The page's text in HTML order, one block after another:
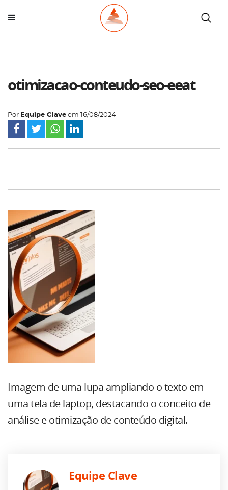
otimizacao-conteudo-seo-eeat
Por Equipe Clave em 16/08/2024
Imagem de uma lupa ampliando o texto em
uma tela de laptop, destacando o conceito de
análise e otimização de conteúdo digital.
Equipe Clave